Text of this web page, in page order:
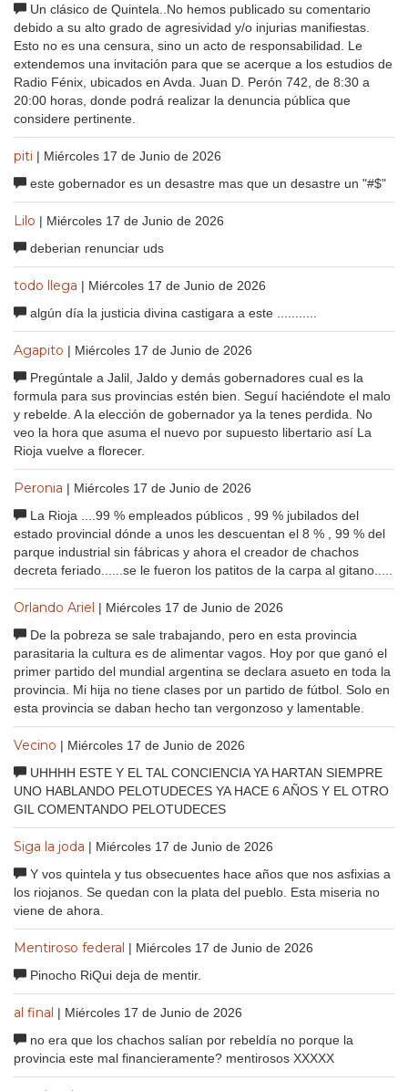
Un clásico de Quintela..No hemos publicado su comentario
debido a su alto grado de agresividad y/o injurias manifiestas.
Esto no es una censura, sino un acto de responsabilidad. Le
extendemos una invitación para que se acerque a los estudios de
Radio Fénix, ubicados en Avda. Juan D. Perón 742, de 8:30 a
20:00 horas, donde podrá realizar la denuncia pública que
considere pertinente.
piti | Miércoles 17 de Junio de 2026
este gobernador es un desastre mas que un desastre un "#$"
Lilo | Miércoles 17 de Junio de 2026
deberian renunciar uds
todo llega | Miércoles 17 de Junio de 2026
algún día la justicia divina castigara a este ...........
Agapito | Miércoles 17 de Junio de 2026
Pregúntale a Jalil, Jaldo y demás gobernadores cual es la
formula para sus provincias estén bien. Seguí haciéndote el malo
y rebelde. A la elección de gobernador ya la tenes perdida. No
veo la hora que asuma el nuevo por supuesto libertario así La
Rioja vuelve a florecer.
Peronia | Miércoles 17 de Junio de 2026
La Rioja ....99 % empleados públicos , 99 % jubilados del
estado provincial dónde a unos les descuentan el 8 % , 99 % del
parque industrial sin fábricas y ahora el creador de chachos
decreta feriado......se le fueron los patitos de la carpa al gitano.....
Orlando Ariel | Miércoles 17 de Junio de 2026
De la pobreza se sale trabajando, pero en esta provincia
parasitaria la cultura es de alimentar vagos. Hoy por que ganó el
primer partido del mundial argentina se declara asueto en toda la
provincia. Mi hija no tiene clases por un partido de fútbol. Solo en
esta provincia se daban hecho tan vergonzoso y lamentable.
Vecino | Miércoles 17 de Junio de 2026
UHHHH ESTE Y EL TAL CONCIENCIA YA HARTAN SIEMPRE
UNO HABLANDO PELOTUDECES YA HACE 6 AÑOS Y EL OTRO
GIL COMENTANDO PELOTUDECES
Siga la joda | Miércoles 17 de Junio de 2026
Y vos quintela y tus obsecuentes hace años que nos asfixias a
los riojanos. Se quedan con la plata del pueblo. Esta miseria no
viene de ahora.
Mentiroso federal | Miércoles 17 de Junio de 2026
Pinocho RiQui deja de mentir.
al final | Miércoles 17 de Junio de 2026
no era que los chachos salían por rebeldía no porque la
provincia este mal financieramente? mentirosos XXXXX